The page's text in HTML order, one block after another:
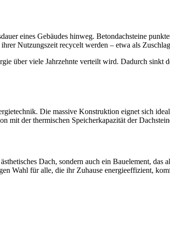
eines Gebäudes hinweg. Betondachsteine
Nutzungszeit recycelt werden – etwa als
über viele Jahrzehnte verteilt wird. Dadurch
Die massive Konstruktion eignet sich
der thermischen Speicherkapazität der
Dach, sondern auch ein Bauelement,
Wahl für alle, die ihr Zuhause energieeffizient,